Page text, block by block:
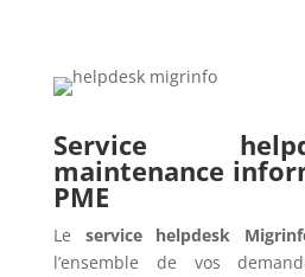
Service
maintenance
PME
Le service helpdesk
l’ensemble de vos